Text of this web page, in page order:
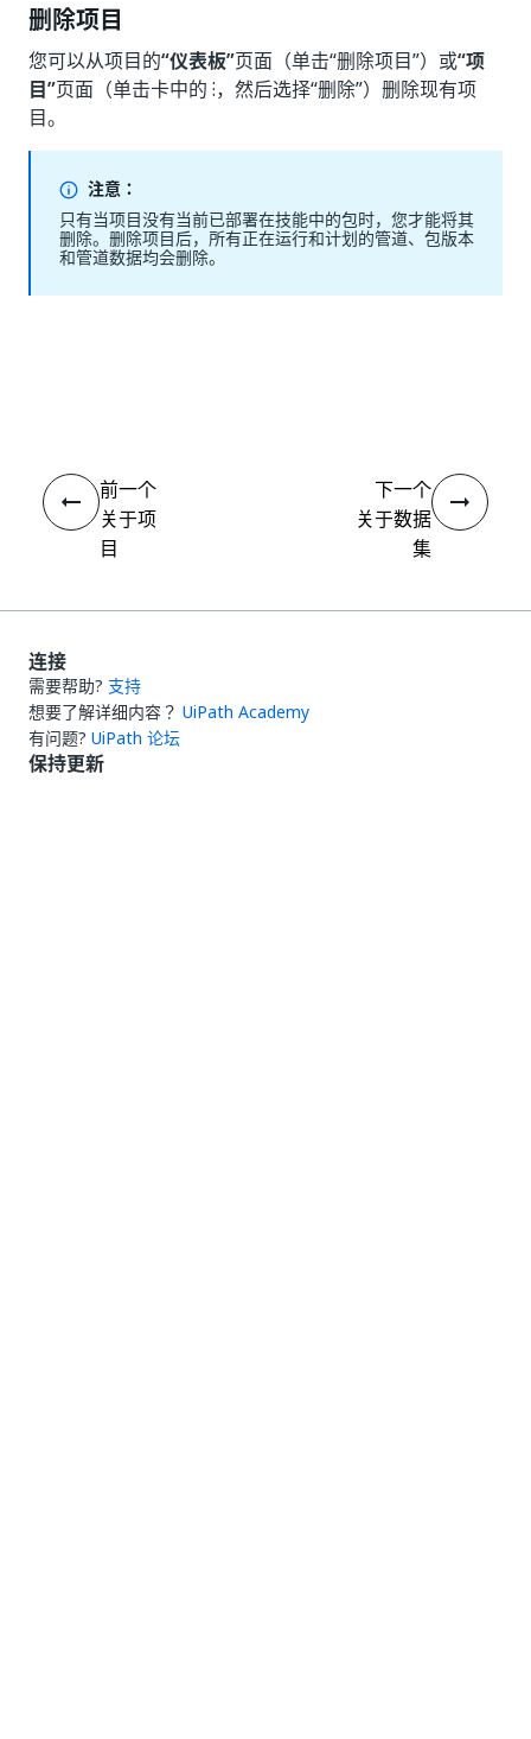
删除项目
您可以从项目的“仪表板”页面（单击“删除项目”）或“项
目”页面（单击卡中的 ⁝，然后选择“删除”）删除现有项
目。
注意：
只有当项目没有当前已部署在技能中的包时，您才能将其
删除。删除项目后，所有正在运行和计划的管道、包版本
和管道数据均会删除。
前一个
关于项
目
下一个
关于数据
集
连接
需要帮助? 支持
想要了解详细内容？ UiPath Academy
有问题? UiPath 论坛
保持更新